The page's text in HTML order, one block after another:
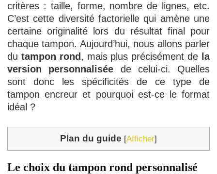
critères : taille, forme, nombre de lignes, etc.
C’est cette diversité factorielle qui amène une
certaine originalité lors du résultat final pour
chaque tampon. Aujourd’hui, nous allons parler
du tampon rond , mais plus précisément de la
version personnalisée de celui-ci. Quelles
sont donc les spécificités de ce type de
tampon encreur et pourquoi est-ce le format
idéal ?
Plan du guide [Afficher]
Le choix du tampon rond personnalisé